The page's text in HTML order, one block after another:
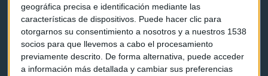
geográfica precisa e identificación mediante las
características de dispositivos. Puede hacer clic para
otorgarnos su consentimiento a nosotros y a nuestros 1538
socios para que llevemos a cabo el procesamiento
previamente descrito. De forma alternativa, puede acceder
a información más detallada y cambiar sus preferencias
Noticias
Eventos
Consultorios